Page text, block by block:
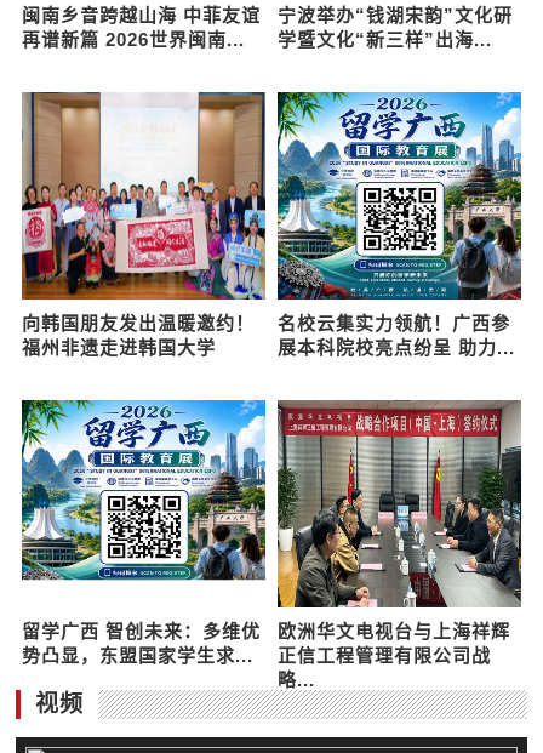
闽南乡音跨越山海 中菲友谊
再谱新篇 2026世界闽南...
宁波举办“钱湖宋韵”文化研
学暨文化“新三样”出海...
向韩国朋友发出温暖邀约！
福州非遗走进韩国大学
名校云集实力领航！广西参
展本科院校亮点纷呈 助力...
留学广西 智创未来：多维优
势凸显，东盟国家学生求...
欧洲华文电视台与上海祥辉
正信工程管理有限公司战
略...
视频